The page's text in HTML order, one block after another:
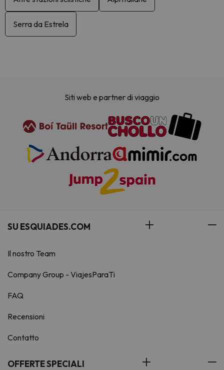
Serra da Estrela
Siti web e partner di viaggio
SU ESQUIADES.COM
Il nostro Team
Company Group - ViajesParaTi
FAQ
Recensioni
Contatto
OFFERTE SPECIALI